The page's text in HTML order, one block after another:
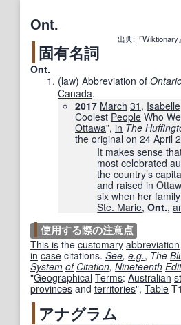
Ont.
出典:『Wiktionary
固有名詞
Ont.
(law) Abbreviation of
Canada.
2017 March 31 , Isabelle
Coolest People Who
Ottawa”, in The
the original on 24 April
It makes sense
most celebrated
the country’s
and raised in
six when herfamily
Ste. Marie,Ont.,
使用する際の注意点
This is the customary abbreviation
in case citations. See, e.g., The
System of Citation, Nineteenth
"Geographical Terms: Australian
provinces and territories", Table
アナグラム